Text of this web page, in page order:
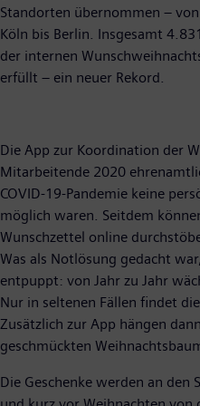
Standorten übernommen –
Köln bis Berlin. Insgesamt
der internen
erfüllt – ein neuer Rekord.
Die App zur Koordination der
Mitarbeitende 2020
COVID-19-Pandemie keine
möglich waren. Seitdem
Wunschzettel online
Was als Notlösung gedacht
entpuppt: von Jahr zu Jahr
Nur in seltenen Fällen findet
Zusätzlich zur App hängen
geschmückten
Die Geschenke werden an den